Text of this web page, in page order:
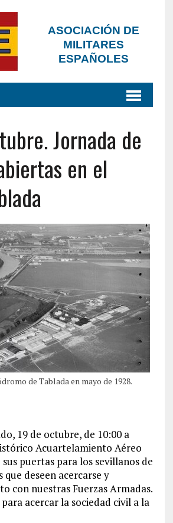
ASOCIACIÓN DE
MILITARES
ESPAÑOLES
Jornada de
en el
de Tablada en mayo de 1928.
19 de octubre, de 10:00 a
Acuartelamiento Aéreo
puertas para los sevillanos de
que deseen acercarse y
con nuestras Fuerzas Armadas.
acercar la sociedad civil a la